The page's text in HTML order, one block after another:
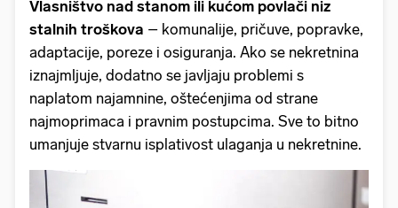
Vlasništvo nad stanom ili kućom povlači niz
stalnih troškova – komunalije, pričuve, popravke,
adaptacije, poreze i osiguranja. Ako se nekretnina
iznajmljuje, dodatno se javljaju problemi s
naplatom najamnine, oštećenjima od strane
najmoprimaca i pravnim postupcima. Sve to bitno
umanjuje stvarnu isplativost ulaganja u nekretnine.